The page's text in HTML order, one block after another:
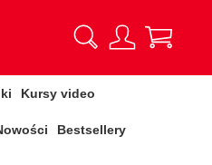
Kursy video
Bestsellery